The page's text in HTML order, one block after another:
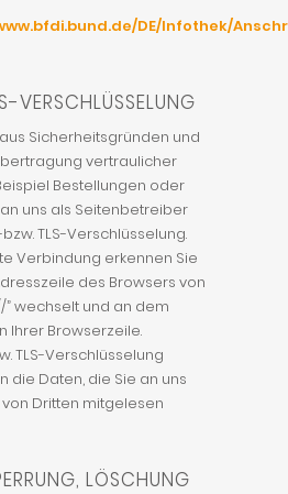
DE/Infothek/
VERSCHLÜSSELUNG
Sicherheitsgründen und
vertraulicher
Bestellungen oder
uns als Seitenbetreiber
TLS-Verschlüsselung.
Verbindung erkennen Sie
des Browsers von
” wechselt und an dem
Ihrer Browserzeile.
TLS-Verschlüsselung
die Daten, die Sie an uns
Dritten mitgelesen
LÖSCHUNG